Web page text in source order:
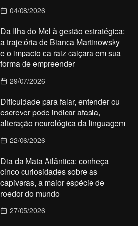
04/08/2026
Da Ilha do Mel à gestão estratégica:
a trajetória de Bianca Martinowsky
e o impacto da raiz caiçara em sua
forma de empreender
29/07/2026
Dificuldade para falar, entender ou
escrever pode indicar afasia,
alteração neurológica da linguagem
22/06/2026
Dia da Mata Atlântica: conheça
cinco curiosidades sobre as
capivaras, a maior espécie de
roedor do mundo
27/05/2026